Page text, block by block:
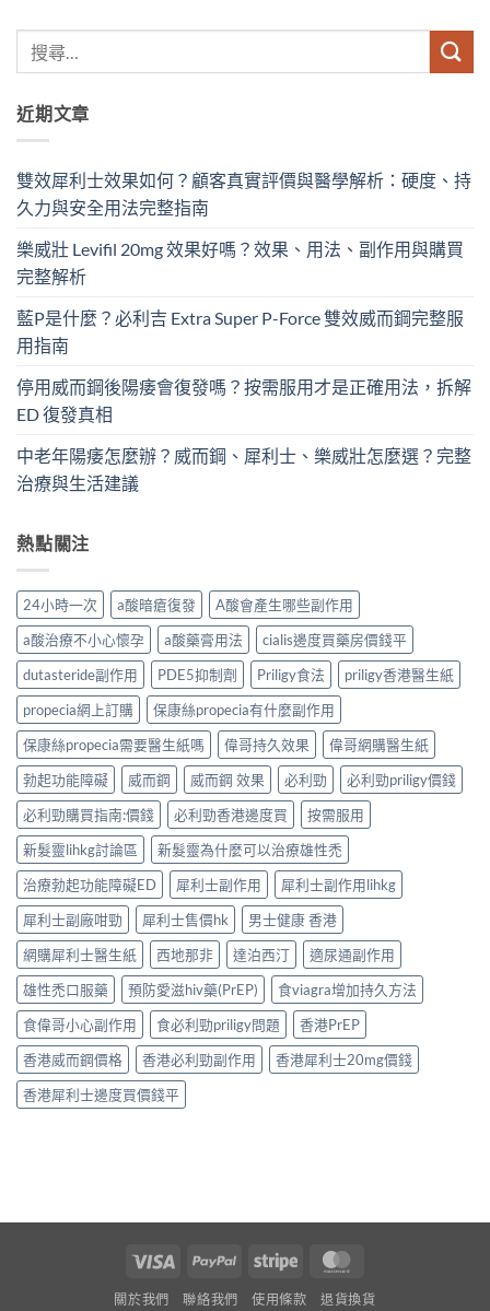
近期文章
雙效犀利士效果如何？顧客真實評價與醫學解析：硬度、持
久力與安全用法完整指南
樂威壯 Levifil 20mg 效果好嗎？效果、用法、副作用與購買
完整解析
藍P是什麼？必利吉 Extra Super P-Force​ 雙效威而鋼完整服
用指南
停用威而鋼後陽痿會復發嗎？按需服用才是正確用法，拆解
ED 復發真相
中老年陽痿怎麼辦？威而鋼、犀利士、樂威壯怎麼選？完整
治療與生活建議
熱點關注
24小時一次 a酸暗瘡復發
A酸會產生哪些副作用
a酸治療不小心懷孕
a酸藥膏用法
cialis邊度買藥房價錢平
dutasteride副作用
PDE5抑制劑 Priligy食法
priligy香港醫生紙
propecia網上訂購
保康絲propecia有什麼副作用
保康絲propecia需要醫生紙嗎
偉哥持久效果
偉哥網購醫生紙
勃起功能障礙
威而鋼 威而鋼 效果 必利勁
必利勁priligy價錢
必利勁購買指南:價錢
必利勁香港邊度買
按需服用
新髮靈lihkg討論區
新髮靈為什麼可以治療雄性禿
治療勃起功能障礙ED
犀利士副作用
犀利士副作用lihkg
犀利士副廠咁勁
犀利士售價hk
男士健康 香港
網購犀利士醫生紙
西地那非 達泊西汀
適尿通副作用
雄性禿口服藥
預防愛滋hiv藥(PrEP)
食viagra增加持久方法
食偉哥小心副作用
食必利勁priligy問題
香港PrEP
香港威而鋼價格
香港必利勁副作用
香港犀利士20mg價錢
香港犀利士邊度買價錢平
Visa PayPal Stripe
關於我們 聯絡我們 使用條款 退貨換貨